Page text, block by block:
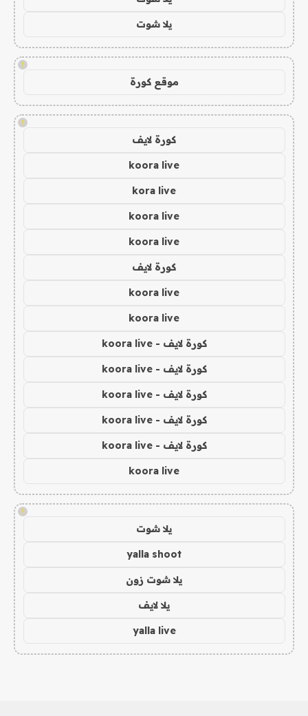
يلا شوت
!
موقع كورة
!
كورة لايف
koora live
kora live
koora live
koora live
كورة لايف
koora live
koora live
كورة لايف - koora live
كورة لايف - koora live
كورة لايف - koora live
كورة لايف - koora live
كورة لايف - koora live
koora live
!
يلا شوت
yalla shoot
يلا شوت زون
يلا لايف
yalla live